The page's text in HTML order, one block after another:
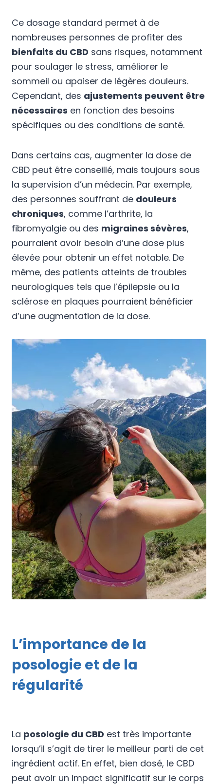
Ce dosage standard permet à de
nombreuses personnes de profiter des
bienfaits du CBD sans risques, notamment
pour soulager le stress, améliorer le
sommeil ou apaiser de légères douleurs.
Cependant, des ajustements peuvent être
nécessaires en fonction des besoins
spécifiques ou des conditions de santé.
Dans certains cas, augmenter la dose de
CBD peut être conseillé, mais toujours sous
la supervision d’un médecin. Par exemple,
des personnes souffrant de douleurs
chroniques, comme l’arthrite, la
fibromyalgie ou des migraines sévères,
pourraient avoir besoin d’une dose plus
élevée pour obtenir un effet notable. De
même, des patients atteints de troubles
neurologiques tels que l’épilepsie ou la
sclérose en plaques pourraient bénéficier
d’une augmentation de la dose.
L’importance de la
posologie et de la
régularité
La posologie du CBD est très importante
lorsqu’il s’agit de tirer le meilleur parti de cet
ingrédient actif. En effet, bien dosé, le CBD
peut avoir un impact significatif sur le corps